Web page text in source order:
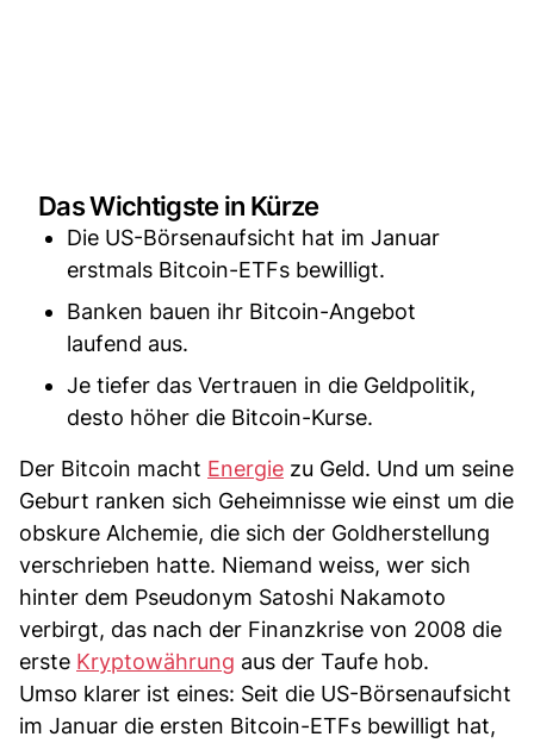
Das Wichtigste in Kürze
Die US-Börsenaufsicht hat im Januar
erstmals Bitcoin-ETFs bewilligt.
Banken bauen ihr Bitcoin-Angebot
laufend aus.
Je tiefer das Vertrauen in die Geldpolitik,
desto höher die Bitcoin-Kurse.
Der Bitcoin macht Energie zu Geld. Und um seine
Geburt ranken sich Geheimnisse wie einst um die
obskure Alchemie, die sich der Goldherstellung
verschrieben hatte. Niemand weiss, wer sich
hinter dem Pseudonym Satoshi Nakamoto
verbirgt, das nach der Finanzkrise von 2008 die
erste Kryptowährung aus der Taufe hob.
Umso klarer ist eines: Seit die US-Börsenaufsicht
im Januar die ersten Bitcoin-ETFs bewilligt hat,